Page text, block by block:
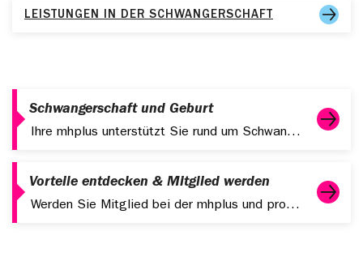
LEISTUNGEN IN DER SCHWANGERSCHAFT
Schwangerschaft und Geburt
Ihre mhplus unterstützt Sie rund um Schwangerschaft und Geburt. Damit Sie sich beruhigt auf Ihren Nachwuchs freuen können.
Vorteile entdecken & Mitglied werden
Werden Sie Mitglied bei der mhplus und profitieren Sie von starken Leistungen, digitalen Services und attraktiven Zusatzangeboten.